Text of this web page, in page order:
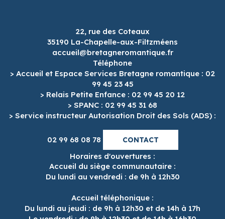
22, rue des Coteaux
35190 La-Chapelle-aux-Filtzméens
accueil@bretagneromantique.fr
Téléphone
> Accueil et Espace Services Bretagne romantique : 02
99 45 23 45
> Relais Petite Enfance : 02 99 45 20 12
> SPANC : 02 99 45 31 68
> Service instructeur Autorisation Droit des Sols (ADS) :
02 99 68 08 78 CONTACT
Horaires d'ouvertures :
Accueil du siège communautaire :
Du lundi au vendredi : de 9h à 12h30
Accueil téléphonique :
Du lundi au jeudi : de 9h à 12h30 et de 14h à 17h